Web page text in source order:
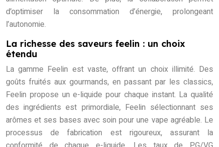
d’optimiser la consommation d’énergie, prolongeant
l’autonomie.
La richesse des saveurs feelin : un choix
étendu
La gamme Feelin est vaste, offrant un choix illimité. Des
goûts fruités aux gourmands, en passant par les classics,
Feelin propose un e-liquide pour chaque instant. La qualité
des ingrédients est primordiale, Feelin sélectionnant ses
arômes et ses bases avec soin pour une vape agréable. Le
processus de fabrication est rigoureux, assurant la